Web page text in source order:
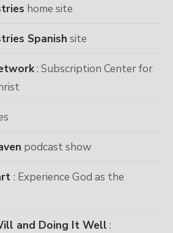
home site
Spanish site
: Subscription Center for
podcast show
: Experience God as the
and Doing It Well :